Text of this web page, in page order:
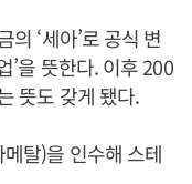
‘세아’로 공식 변
’을 뜻한다. 이후 200
뜻도 갖게 됐다.
탈)을 인수해 스테